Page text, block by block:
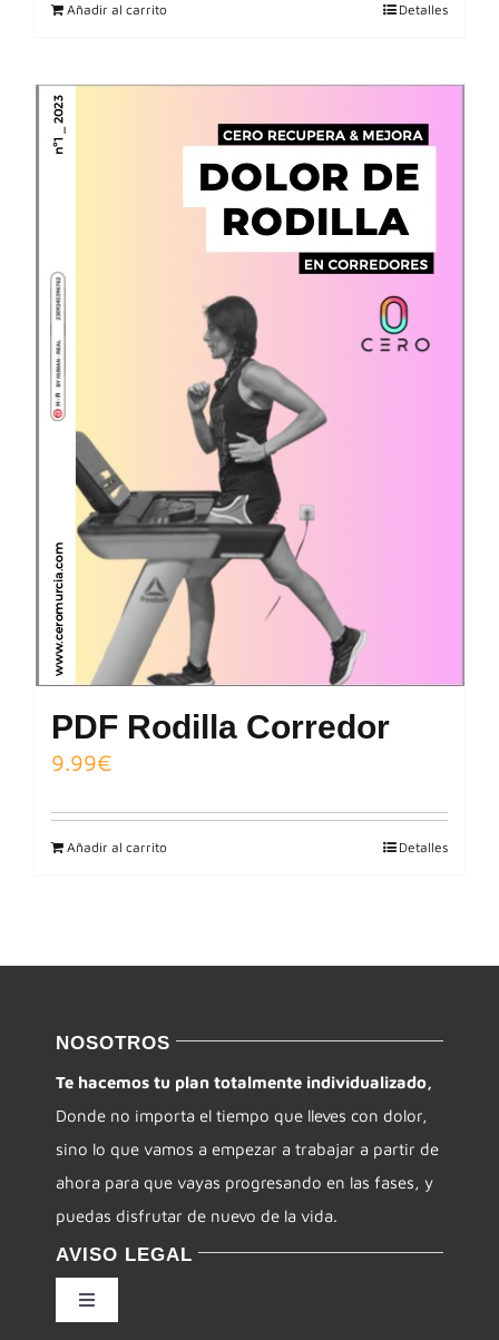
Añadir al carrito Detalles
PDF Rodilla Corredor
9.99€
Añadir al carrito Detalles
NOSOTROS
Te hacemos tu plan totalmente individualizado,
Donde no importa el tiempo que lleves con dolor,
sino lo que vamos a empezar a trabajar a partir de
ahora para que vayas progresando en las fases, y
puedas disfrutar de nuevo de la vida.
AVISO LEGAL
Toggle
Navigation